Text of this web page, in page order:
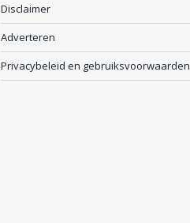
Disclaimer
Adverteren
Privacybeleid en gebruiksvoorwaarden